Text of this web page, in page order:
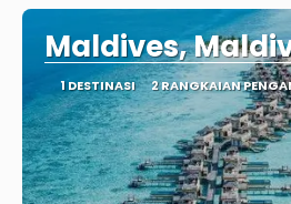
Maldives,
1 DESTINASI 2 RANGKAIAN